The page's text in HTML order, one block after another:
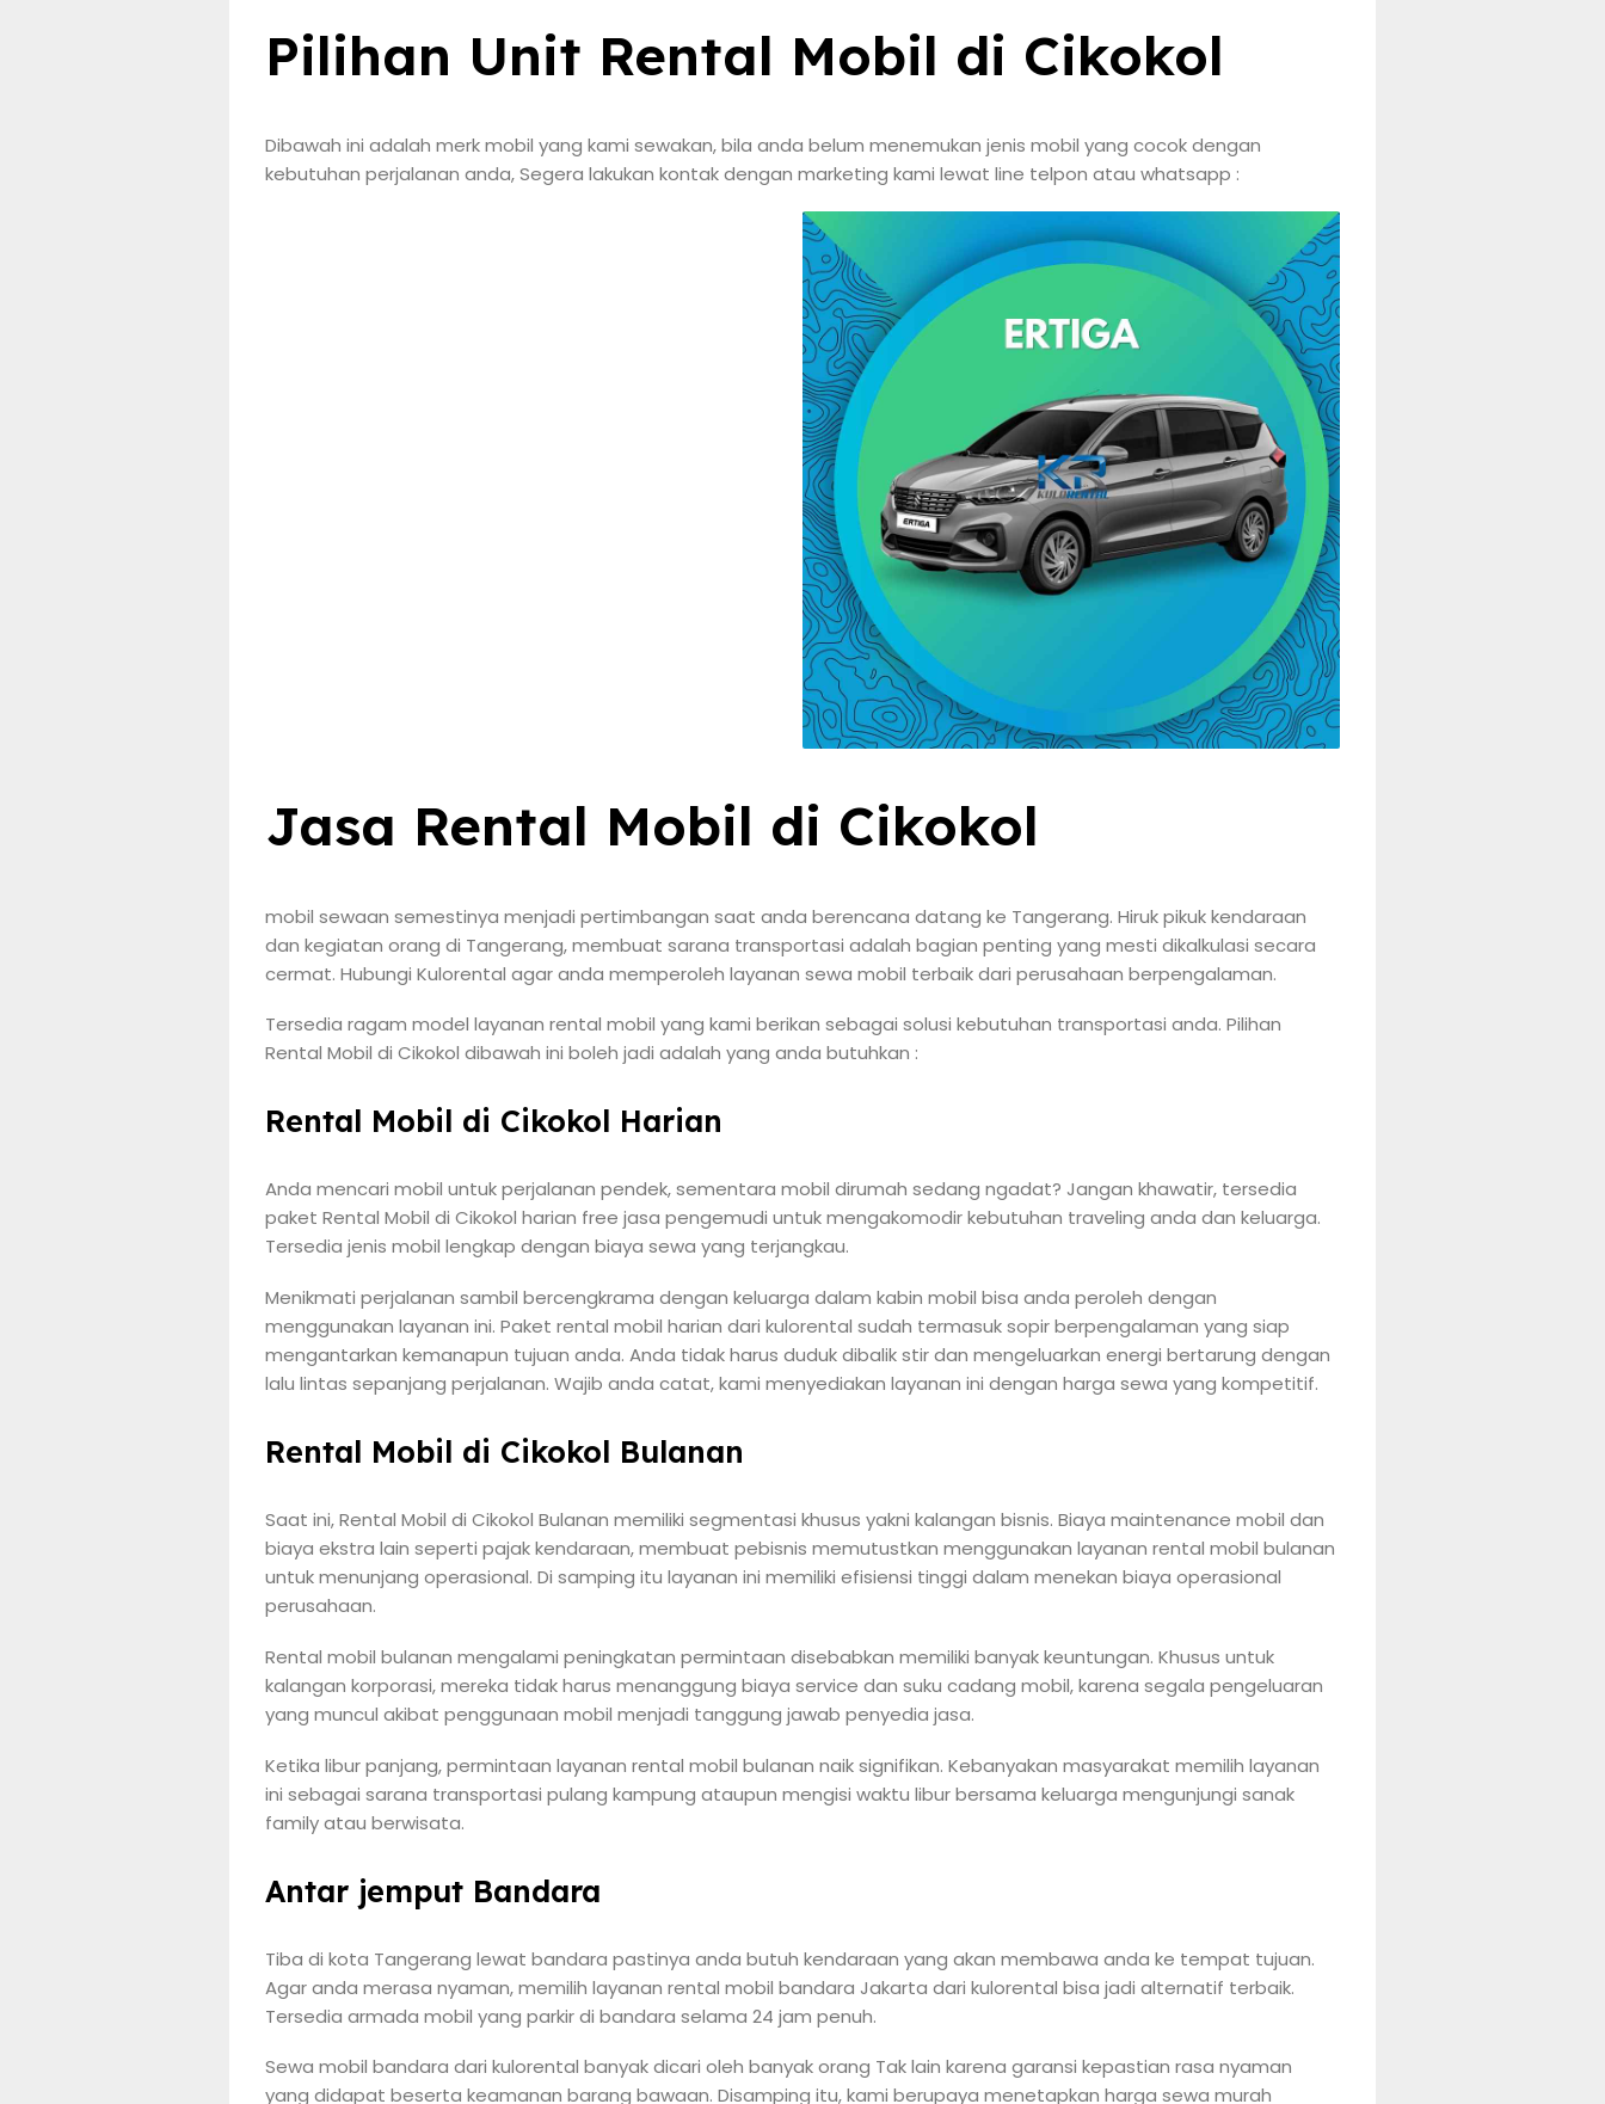
Pilihan Unit Rental Mobil di Cikokol
Dibawah ini adalah merk mobil yang kami sewakan, bila anda belum menemukan jenis mobil yang cocok dengan
kebutuhan perjalanan anda, Segera lakukan kontak dengan marketing kami lewat line telpon atau whatsapp :
Jasa Rental Mobil di Cikokol
mobil sewaan semestinya menjadi pertimbangan saat anda berencana datang ke Tangerang. Hiruk pikuk kendaraan
dan kegiatan orang di Tangerang, membuat sarana transportasi adalah bagian penting yang mesti dikalkulasi secara
cermat. Hubungi Kulorental agar anda memperoleh layanan sewa mobil terbaik dari perusahaan berpengalaman.
Tersedia ragam model layanan rental mobil yang kami berikan sebagai solusi kebutuhan transportasi anda. Pilihan
Rental Mobil di Cikokol dibawah ini boleh jadi adalah yang anda butuhkan :
Rental Mobil di Cikokol Harian
Anda mencari mobil untuk perjalanan pendek, sementara mobil dirumah sedang ngadat? Jangan khawatir, tersedia
paket Rental Mobil di Cikokol harian free jasa pengemudi untuk mengakomodir kebutuhan traveling anda dan keluarga.
Tersedia jenis mobil lengkap dengan biaya sewa yang terjangkau.
Menikmati perjalanan sambil bercengkrama dengan keluarga dalam kabin mobil bisa anda peroleh dengan
menggunakan layanan ini. Paket rental mobil harian dari kulorental sudah termasuk sopir berpengalaman yang siap
mengantarkan kemanapun tujuan anda. Anda tidak harus duduk dibalik stir dan mengeluarkan energi bertarung dengan
lalu lintas sepanjang perjalanan. Wajib anda catat, kami menyediakan layanan ini dengan harga sewa yang kompetitif.
Rental Mobil di Cikokol Bulanan
Saat ini, Rental Mobil di Cikokol Bulanan memiliki segmentasi khusus yakni kalangan bisnis. Biaya maintenance mobil dan
biaya ekstra lain seperti pajak kendaraan, membuat pebisnis memutustkan menggunakan layanan rental mobil bulanan
untuk menunjang operasional. Di samping itu layanan ini memiliki efisiensi tinggi dalam menekan biaya operasional
perusahaan.
Rental mobil bulanan mengalami peningkatan permintaan disebabkan memiliki banyak keuntungan. Khusus untuk
kalangan korporasi, mereka tidak harus menanggung biaya service dan suku cadang mobil, karena segala pengeluaran
yang muncul akibat penggunaan mobil menjadi tanggung jawab penyedia jasa.
Ketika libur panjang, permintaan layanan rental mobil bulanan naik signifikan. Kebanyakan masyarakat memilih layanan
ini sebagai sarana transportasi pulang kampung ataupun mengisi waktu libur bersama keluarga mengunjungi sanak
family atau berwisata.
Antar jemput Bandara
Tiba di kota Tangerang lewat bandara pastinya anda butuh kendaraan yang akan membawa anda ke tempat tujuan.
Agar anda merasa nyaman, memilih layanan rental mobil bandara Jakarta dari kulorental bisa jadi alternatif terbaik.
Tersedia armada mobil yang parkir di bandara selama 24 jam penuh.
Sewa mobil bandara dari kulorental banyak dicari oleh banyak orang Tak lain karena garansi kepastian rasa nyaman
yang didapat beserta keamanan barang bawaan. Disamping itu, kami berupaya menetapkan harga sewa murah